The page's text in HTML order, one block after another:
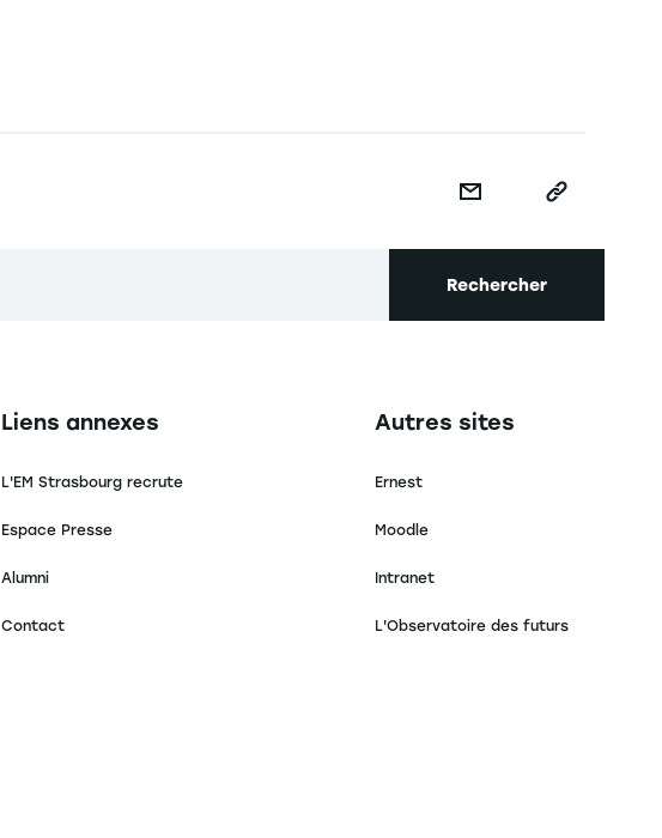
Rechercher
Navigation secondaire footer
Liens annexes
L'EM Strasbourg recrute
Espace Presse
Alumni
Contact
Navigation tertiaire footer
Autres sites
Ernest
Moodle
Intranet
L'Observatoire des futurs